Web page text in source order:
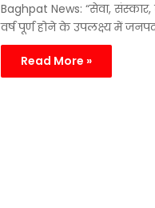
Baghpat News: “सेवा,
वर्ष पूर्ण होने के उपलक्ष्य में
Read More »